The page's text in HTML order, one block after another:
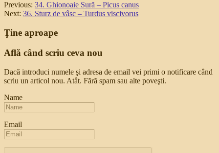
Previous: 34. Ghionoaie Sură – Picus canus
Next: 36. Sturz de vâsc – Turdus viscivorus
Ţine aproape
Află când scriu ceva nou
Dacă introduci numele şi adresa de email vei primi o notificare când
scriu un articol nou. Atât. Fără spam sau alte poveşti.
Name
Email